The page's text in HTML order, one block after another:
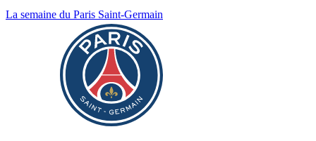
La semaine du Paris Saint-Germain